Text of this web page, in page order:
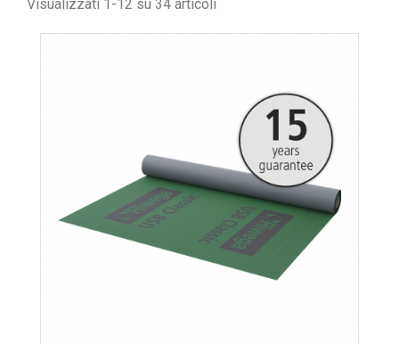
Visualizzati 1-12 su 34 articoli